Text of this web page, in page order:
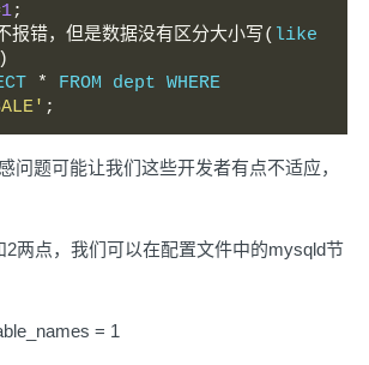
1;
报错，但是数据没有区分大小写( like
*
FROM dept WHERE
;
题可能让我们这些开发者有点不适应，
点，我们可以在配置文件中的mysqld节
= 1